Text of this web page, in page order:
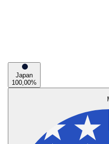
Japan
100,00%